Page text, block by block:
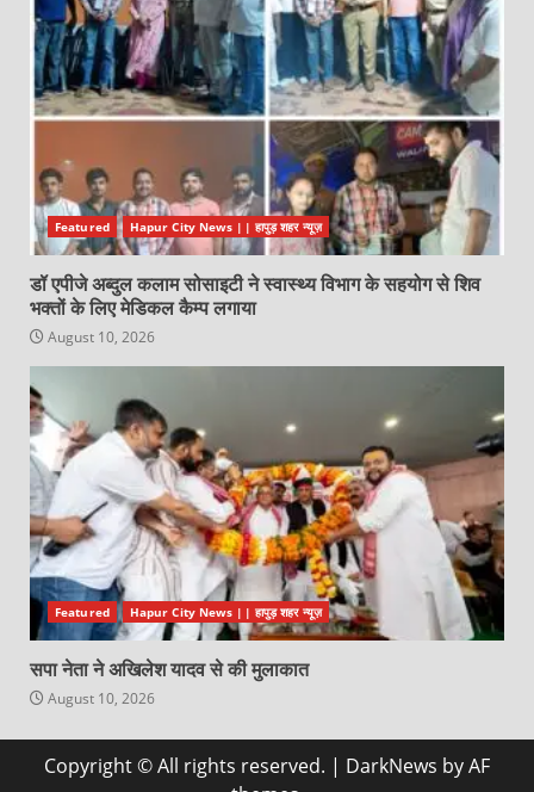
Featured Hapur City News || हापुड़ शहर न्यूज़
डॉ एपीजे अब्दुल कलाम सोसाइटी ने स्वास्थ्य विभाग के सहयोग से शिव
भक्तों के लिए मेडिकल कैम्प लगाया
August 10, 2026
Featured Hapur City News || हापुड़ शहर न्यूज़
सपा नेता ने अखिलेश यादव से की मुलाकात
August 10, 2026
Copyright © All rights reserved. | DarkNews by AF